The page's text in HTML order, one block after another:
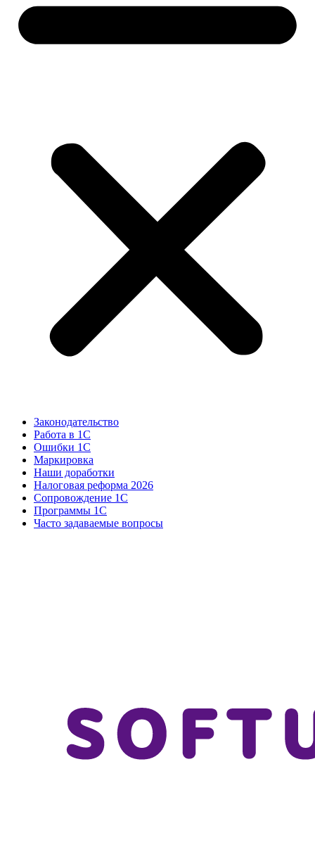
Законодательство
Работа в 1С
Ошибки 1С
Маркировка
Наши доработки
Налоговая реформа 2026
Сопровождение 1С
Программы 1С
Часто задаваемые вопросы